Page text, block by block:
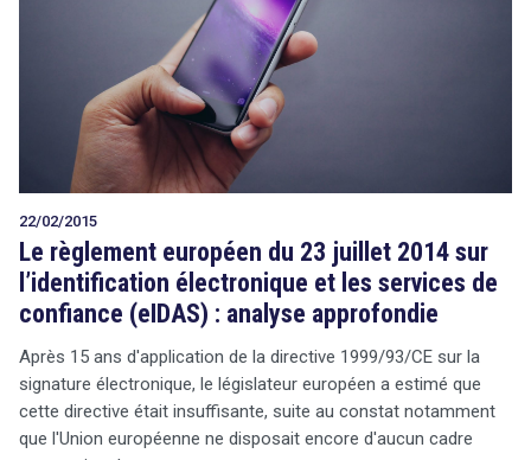
22/02/2015
Le règlement européen du 23 juillet 2014 sur
l’identification électronique et les services de
confiance (eIDAS) : analyse approfondie
Après 15 ans d'application de la directive 1999/93/CE sur la
signature électronique, le législateur européen a estimé que
cette directive était insuffisante, suite au constat notamment
que l'Union européenne ne disposait encore d'aucun cadre